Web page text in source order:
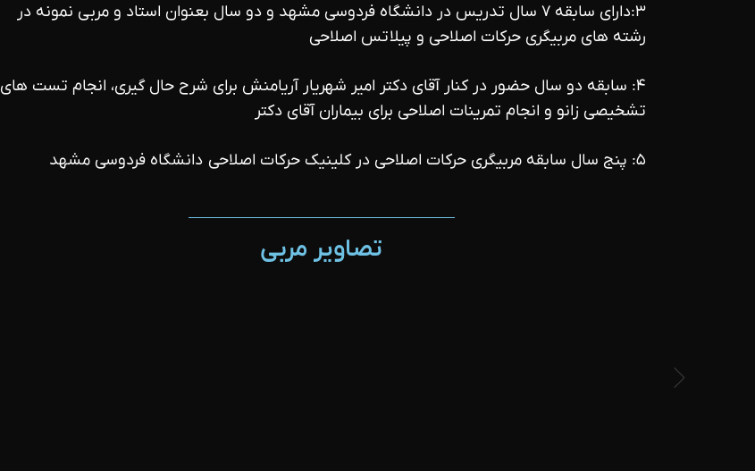
۳:دارای سابقه ۷ سال تدریس در دانشگاه فردوسی مشهد و دو سال بعنوان استاد و مربی نمونه در
رشته های مربیگری حرکات اصلاحی و پیلاتس اصلاحی
۴: سابقه دو سال حضور در کنار آقای دکتر امیر شهریار آریامنش برای شرح حال گیری، انجام تست های
تشخیصی زانو و انجام تمرینات اصلاحی برای بیماران آقای دکتر
۵: پنج سال سابقه مربیگری حرکات اصلاحی در کلینیک حرکات اصلاحی دانشگاه فردوسی مشهد
تصاویر مربی